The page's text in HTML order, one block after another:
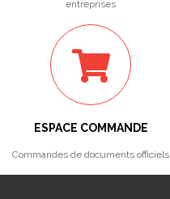
entreprises
ESPACE COMMANDE
Commandes de documents officiels